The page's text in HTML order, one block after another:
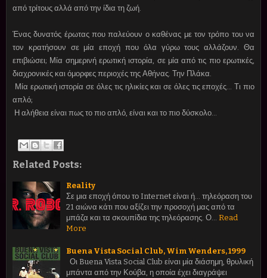
από τρίτους αλλά από την ίδια τη ζωή.
Ένας δυνατός έρωτας που παλεύουν ο καθένας με τον τρόπο του να
τον κρατήσουν σε μία εποχή που όλα γύρω τους αλλάζουν. Θα
επιβιώσει; Μία σημερινή ερωτική ιστορία, σε μία από τις πιο ερωτικές,
διαχρονικές και όμορφες περιοχές της Αθήνας. Την Πλάκα.
Μία ερωτική ιστορία σε όλες τις ηλικίες και σε όλες τις εποχές… Τι πιο
απλό;
Η αλήθεια είναι πως το πιο απλό, είναι και το πιο δύσκολο…
Related Posts:
Reality
Σε μια εποχή όπου το Internet είναι ή... τηλεόραση του
21 αιώνα κάτι που αξίζει την προσοχή μας από τα
μπάζα και τα σκουπίδια της τηλεόρασης. Ο… Read
More
Buena Vista Social Club, Wim Wenders, 1999
Οι Buena Vista Social Club είναι μία διάσημη, θρυλική
μπάντα από την Κούβα, η οποία έχει διαγράψει